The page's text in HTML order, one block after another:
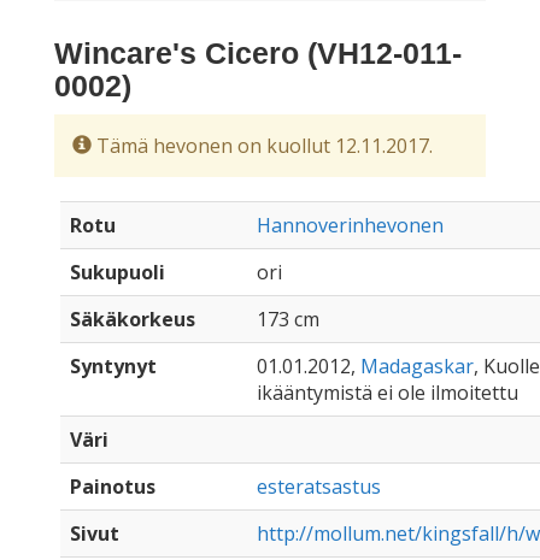
Wincare's Cicero (VH12-011-
0002)
Tämä hevonen on kuollut 12.11.2017.
Rotu
Hannoverinhevonen
Sukupuoli
ori
Säkäkorkeus
173 cm
Syntynyt
01.01.2012, Madagaskar,
ikääntymistä ei ole ilmoitettu
Väri
Painotus
esteratsastus
Sivut
http://mollum.net/kingsfall/h/